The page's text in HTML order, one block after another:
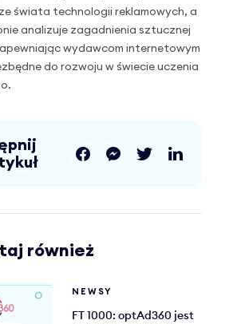
świata technologii reklamowych, a
analizuje zagadnienia sztucznej
wydawcom internetowym
do rozwoju w świecie uczenia
również
NEWSY
FT 1000: optAd360 jest